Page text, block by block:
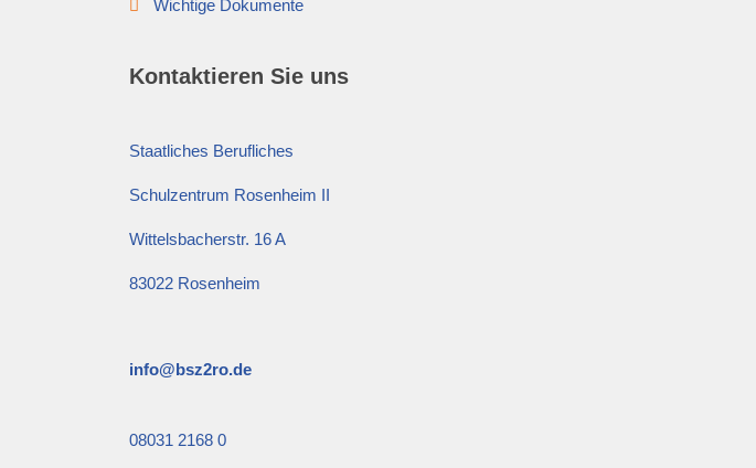
Wichtige Dokumente
Kontaktieren Sie uns
Staatliches Berufliches
Schulzentrum Rosenheim II
Wittelsbacherstr. 16 A
83022 Rosenheim
info@bsz2ro.de
08031 2168 0